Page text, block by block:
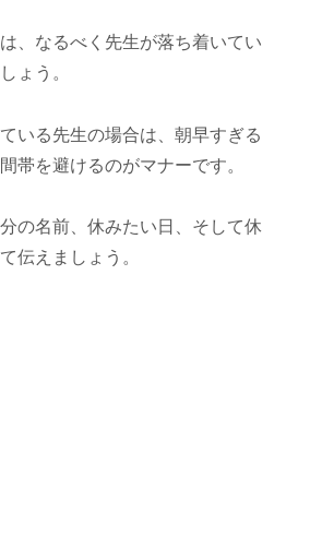
、なるべく先生が落ち着いてい
ょう。
いる先生の場合は、朝早すぎる
帯を避けるのがマナーです。
の名前、休みたい日、そして休
伝えましょう。